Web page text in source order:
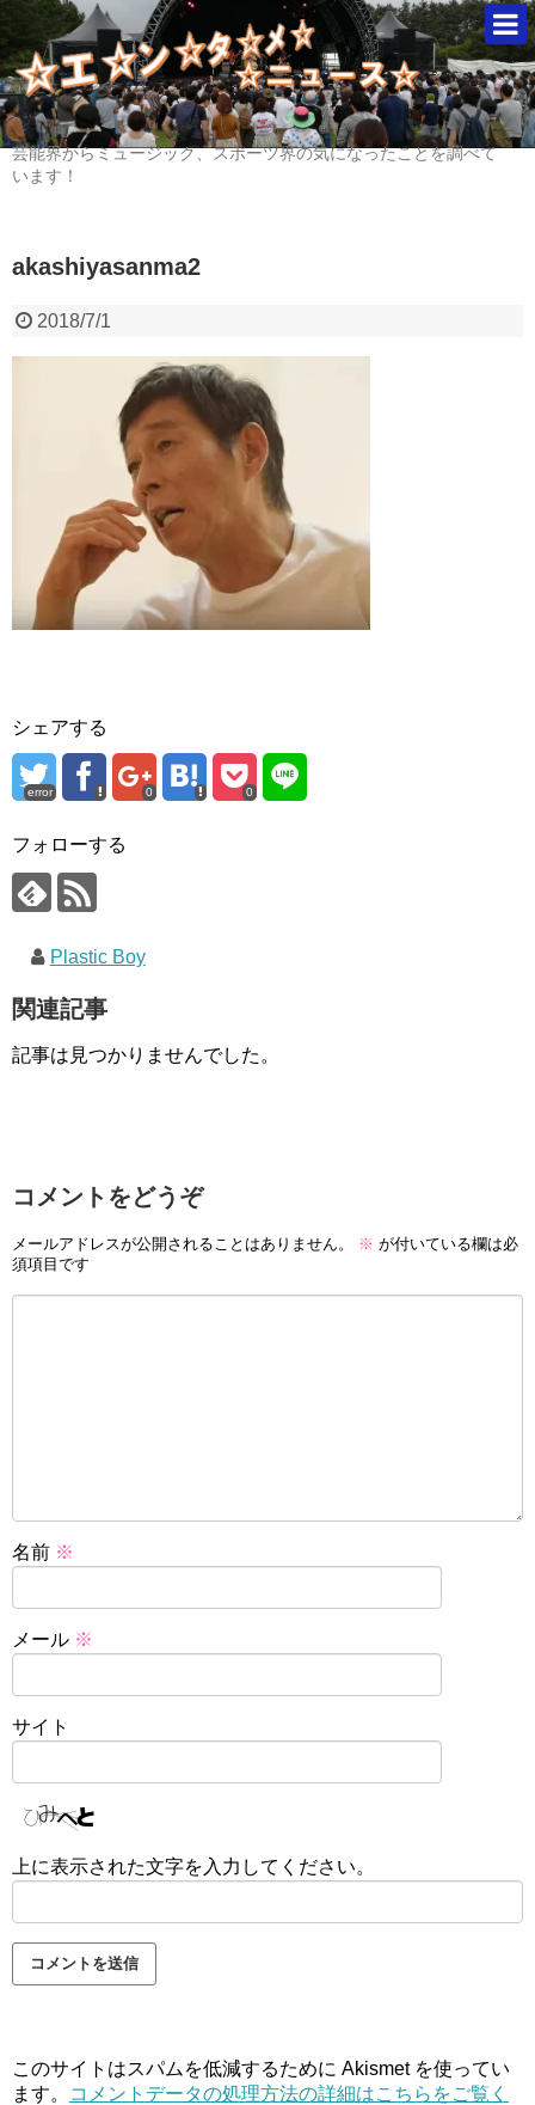
芸能界からミュージック、スポーツ界の気になったことを調べて
います！
akashiyasanma2
2018/7/1
シェアする
error 0 0
フォローする
Plastic Boy
関連記事
記事は見つかりませんでした。
コメントをどうぞ
メールアドレスが公開されることはありません。 ※ が付いている欄は必
須項目です
名前 ※
メール ※
サイト
上に表示された文字を入力してください。
このサイトはスパムを低減するために Akismet を使ってい
ます。
コメントデータの処理方法の詳細はこちらをご覧く